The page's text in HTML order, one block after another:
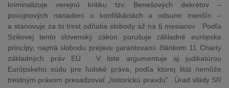
kriminalizuje verejnú kritiku tzv. Benešových dekrétov –
povojnových nariadení o konfiškáciách a odsune menšín –
a stanovuje za to trest odňatia slobody až na 6 mesiacov . Podľa
Sziliovej tento slovenský zákon porušuje základné európske
princípy, najmä slobodu prejavu garantovanú článkom 11 Charty
základných práv EÚ . V liste argumentuje aj judikatúrou
Európskeho súdu pre ľudské práva, podľa ktorej štát nemôže
trestným právom presadzovať „historickú pravdu“ . Úrad vlády SR